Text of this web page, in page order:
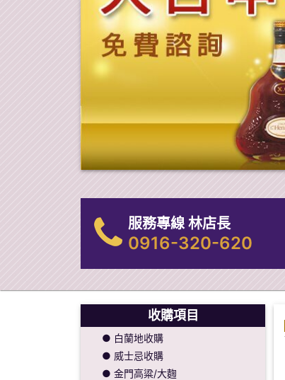
服務專線 林店長
0916-320-620
收購項目
● 白蘭地收購
● 威士忌收購
● 金門高粱/大麴